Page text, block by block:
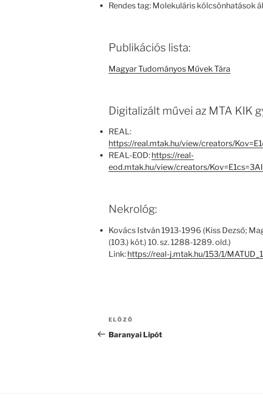
Rendes tag: Molekuláris kölcsönhatások
Publikációs lista:
Magyar Tudományos Művek Tára
Digitalizált művei az MTA KIK
REAL:
https://real.mtak.hu/view/creators/
REAL-EOD: https://real-
eod.mtak.hu/view/creators/
Nekrológ:
Kovács István 1913-1996 (Kiss Dezső;
(103.) köt.) 10. sz. 1288-1289. old.)
Link: https://real-j.mtak.hu/153/1/
Bejegyzés
navigáció
Korábbi
bejegyzés
ELŐZŐ
Baranyai Lipót